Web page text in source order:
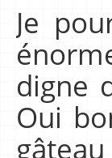
Je
digne
Oui